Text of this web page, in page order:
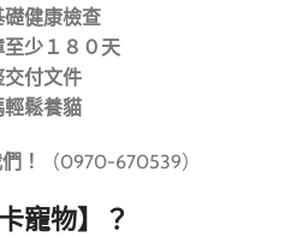
健康檢查
少１８０天
付文件
鬆養貓
！ （0970-670539）
寵物】？